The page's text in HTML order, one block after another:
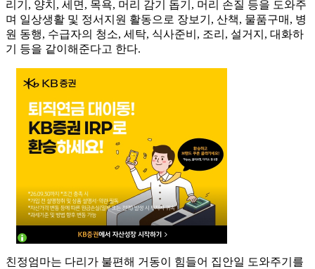
리기, 양치, 세면, 목욕, 머리 감기 돕기, 머리 손질 등을 도와주
며 일상생활 및 정서지원 활동으로 장보기, 산책, 물품구매, 병
원 동행, 수급자의 청소, 세탁, 식사준비, 조리, 설거지, 대화하
기 등을 같이해준다고 한다.
친정엄마는 다리가 불편해 거동이 힘들어 집안일 도와주기를